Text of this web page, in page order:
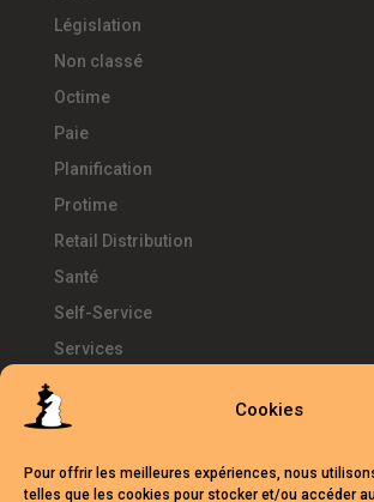
Cookies
Pour offrir les meilleures expériences, nous
telles que les cookies pour stocker et/ou accéder
Législation
Non classé
Octime
Paie
Planification
Protime
Retail Distribution
Santé
Self-Service
Services
Télétravail
Temps d'Avance